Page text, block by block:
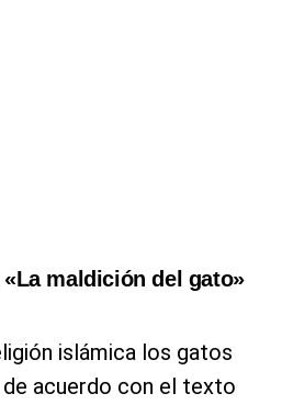
maldición del gato»
islámica los gatos
acuerdo con el texto